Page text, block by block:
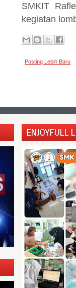
SMKIT
kegiatan
Posting Lebih Baru
ENJOYFULL